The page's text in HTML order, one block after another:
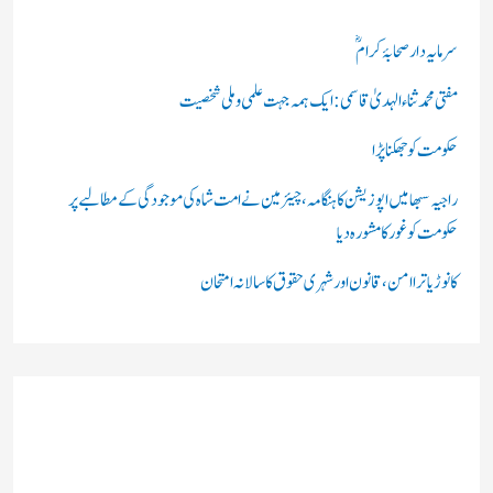
ں
:
سرمایہ دار صحابۂ کرامؓ
مفتی محمد ثناء الہدیٰ قاسمی: ایک ہمہ جہت علمی و ملی شخصیت
حکومت کو جھکنا پڑا
راجیہ سبھا میں اپوزیشن کا ہنگامہ، چیئرمین نے امت شاہ کی موجودگی کے مطالبے پر
حکومت کو غور کا مشورہ دیا
کانوڑ یاترا امن،قانون اور شہری حقوق کا سالانہ امتحان